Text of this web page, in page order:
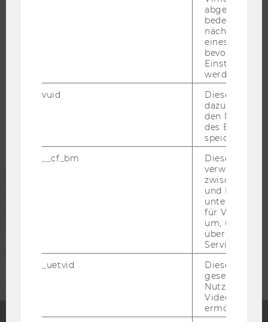
abgespielt
bedeutet,
nächsten
eines Vimeo-
bevorzugten
werden.
vuid
Dieser
dazu
den
des
speichern.
__cf_bm
Dieses
verwendet,
zwischen
und Bots zu
für Vimeo
um, um
über die
Service zu
_uetvid
Dieses
gesetzt, um
Nutzung des
Videoplayers
ermöglichen